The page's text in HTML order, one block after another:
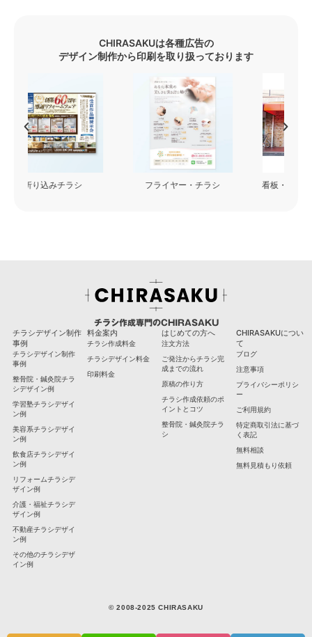
CHIRASAKUは各種広告の
デザイン制作から印刷を取り扱っております
フライヤー・チラシ 看板・カッティングシート
チラシ作成専門のCHIRASAKU
チラシデザイン制作
事例
チラシデザイン制作
事例
整骨院・鍼灸院チラ
シデザイン例
学習塾チラシデザイ
ン例
美容系チラシデザイ
ン例
飲食店チラシデザイ
ン例
リフォームチラシデ
ザイン例
介護・福祉チラシデ
ザイン例
不動産チラシデザイ
ン例
その他のチラシデザ
イン例
料金案内
チラシ作成料金
チラシデザイン料金
印刷料金
はじめての方へ
注文方法
ご発注からチラシ完
成までの流れ
原稿の作り方
チラシ作成依頼のポ
イントとコツ
整骨院・鍼灸院チラ
シ
CHIRASAKUについ
て
ブログ
注意事項
プライバシーポリシ
ー
ご利用規約
特定商取引法に基づ
く表記
無料相談
無料見積もり依頼
© 2008-2025 CHIRASAKU